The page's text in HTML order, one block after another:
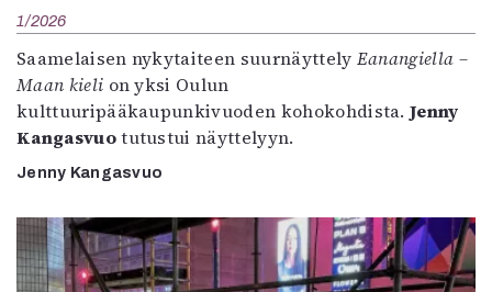
1/2026
Saamelaisen nykytaiteen suurnäyttely Eanangiella –
Maan kieli on yksi Oulun
kulttuuripääkaupunkivuoden kohokohdista.Jenny
Kangasvuotutustui näyttelyyn.
Jenny Kangasvuo